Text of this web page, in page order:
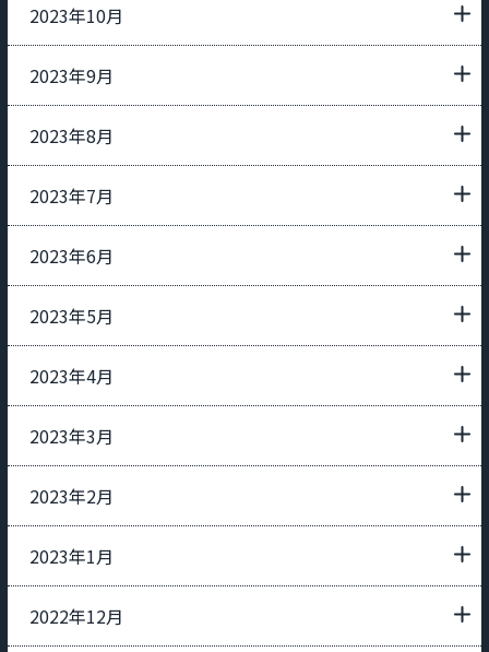
2023年10月
2023年9月
2023年8月
2023年7月
2023年6月
2023年5月
2023年4月
2023年3月
2023年2月
2023年1月
2022年12月